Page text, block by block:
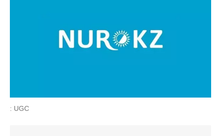
: UGC